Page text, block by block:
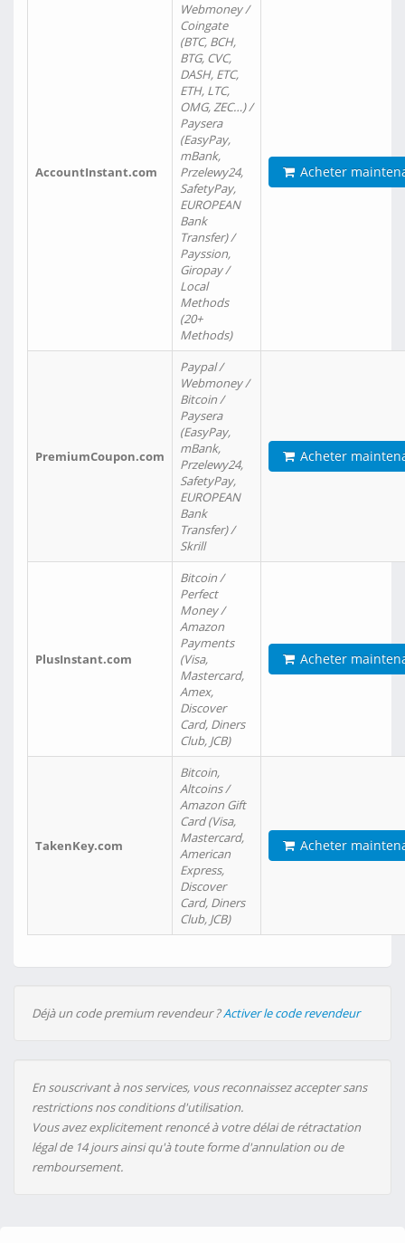
AccountInstant.com
Webmoney /
Coingate
(BTC, BCH,
BTG, CVC,
DASH, ETC,
ETH, LTC,
OMG, ZEC…) /
Paysera
(EasyPay,
mBank,
Przelewy24,
SafetyPay,
EUROPEAN
Bank
Transfer) /
Payssion,
Giropay /
Local
Methods
(20+
Methods)
Acheter
PremiumCoupon.com
Paypal /
Webmoney /
Bitcoin /
Paysera
(EasyPay,
mBank,
Przelewy24,
SafetyPay,
EUROPEAN
Bank
Transfer) /
Skrill
Acheter
PlusInstant.com
Bitcoin /
Perfect
Money /
Amazon
Payments
(Visa,
Mastercard,
Amex,
Discover
Card, Diners
Club, JCB)
Acheter
TakenKey.com
Bitcoin,
Altcoins /
Amazon Gift
Card (Visa,
Mastercard,
American
Express,
Discover
Card, Diners
Club, JCB)
Acheter
Déjà un code premium revendeur ?Activer le code revendeur
En souscrivant à nos services, vous reconnaissez accepter sans
restrictions nos conditions d'utilisation.
Vous avez explicitement renoncé à votre délai de rétractation
légal de 14 jours ainsi qu'à toute forme d'annulation ou de
remboursement.